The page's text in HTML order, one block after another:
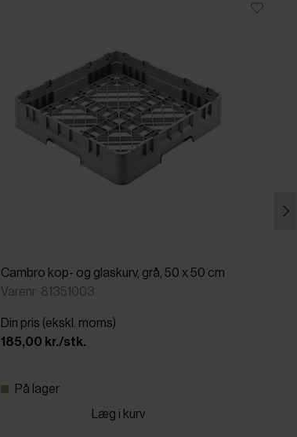
Cambro kop- og glaskurv, grå, 50 x 50 cm
Varenr: 81351003
Din pris (ekskl. moms)
185,00 kr./stk.
På lager
Læg i kurv